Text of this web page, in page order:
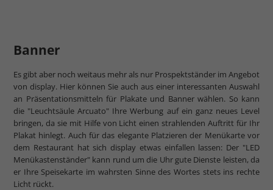
Banner
Es gibt aber noch weitaus mehr als nur Prospektständer im Angebot
von display. Hier können Sie auch aus einer interessanten Auswahl
an Präsentationsmitteln für Plakate und Banner wählen. So kann
die "Leuchtsäule Arcuato" Ihre Werbung auf ein ganz neues Level
bringen, da sie mit Hilfe von Licht einen strahlenden Auftritt für Ihr
Plakat hinlegt. Auch für das elegante Platzieren der Menükarte vor
dem Restaurant hat sich display etwas einfallen lassen: Der "LED
Menükastenständer" kann rund um die Uhr gute Dienste leisten, da
er Ihre Speisekarte im wahrsten Sinne des Wortes stets ins rechte
Licht rückt.